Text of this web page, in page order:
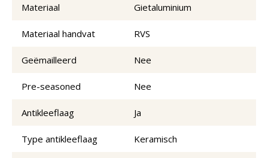
Materiaal Gietaluminium
Materiaal handvat RVS
Geëmailleerd Nee
Pre-seasoned Nee
Antikleeflaag Ja
Type antikleeflaag Keramisch